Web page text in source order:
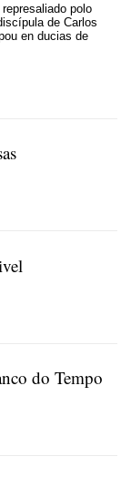
polo
de Carlos
en ducias de
do Tempo